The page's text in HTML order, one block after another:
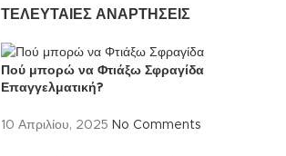
ΤΕΛΕΥΤΑΙΕΣ ΑΝΑΡΤΗΣΕΙΣ
Πού μπορώ να Φτιάξω Σφραγίδα
Επαγγελματική?
10 Απριλίου, 2025 No Comments